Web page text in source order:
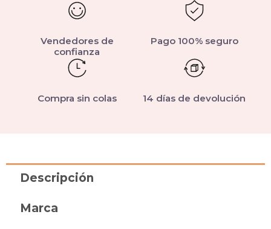
Vendedores de
confianza
Pago 100% seguro
Compra sin colas 14 días de devolución
Descripción
Marca